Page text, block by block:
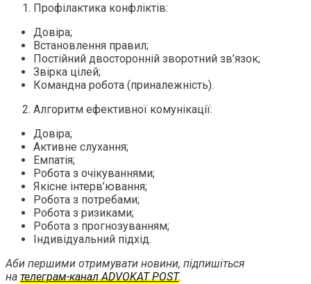
Профілактика конфліктів:
Довіра;
Встановлення правил;
Постійний двосторонній зворотний зв’язок;
Звірка цілей;
Командна робота (приналежність).
Алгоритм ефективної комунікації:
Довіра;
Активне слухання;
Емпатія;
Робота з очікуваннями;
Якісне інтерв’ювання;
Робота з потребами;
Робота з ризиками;
Робота з прогнозуванням;
Індивідуальний підхід.
Аби першими отримувати новини, підпишіться
на телеграм-канал ADVOKAT POST.